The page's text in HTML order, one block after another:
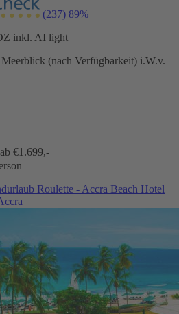
(237) 89%
inkl. AI light
(nach Verfügbarkeit) i.W.v.
ab €1.699,-
Roulette - Accra Beach Hotel